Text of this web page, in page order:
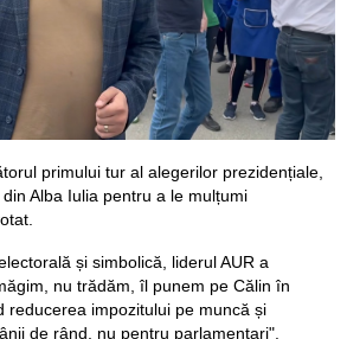
primului tur al alegerilor prezidențiale,
Alba Iulia pentru a le mulțumi
și simbolică, liderul AUR a
nu trădăm, îl punem pe Călin în
reducerea impozitului pe muncă și
de rând, nu pentru parlamentari".